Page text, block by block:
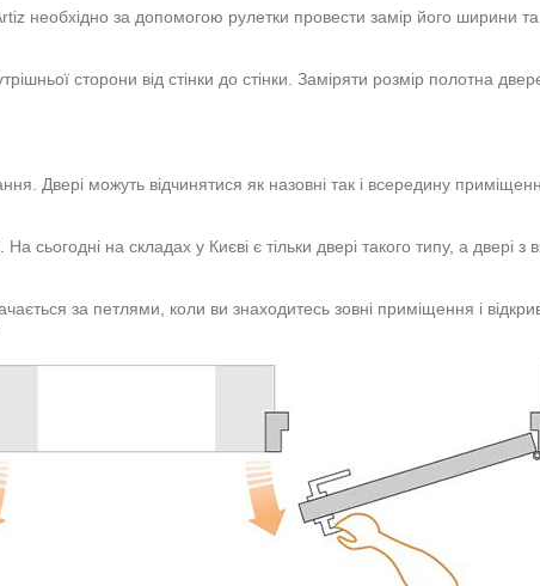
необхідно за допомогою рулетки провести замір його ширини
сторони від стінки до стінки. Заміряти розмір полотна
Двері можуть відчинятися як назовні так і всередину
на складах у Києві є тільки двері такого типу, а двері з
за петлями, коли ви знаходитесь зовні приміщення і